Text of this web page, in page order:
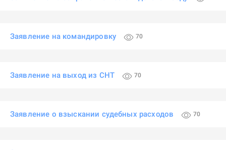
Заявление на командировку 70
Заявление на выход из СНТ 70
Заявление о взыскании судебных расходов 70